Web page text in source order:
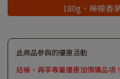
180g、檸檬香
此商品參與的優惠活動
結帳，再享專屬優惠加價購品項！